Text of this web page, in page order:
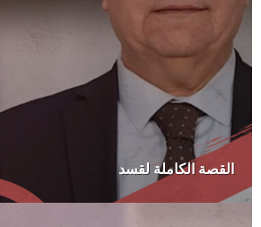
القصة الكاملة لقسد